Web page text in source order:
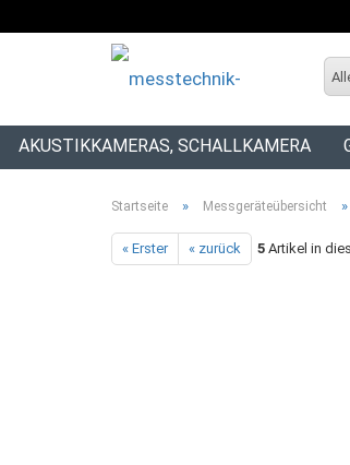
AKUSTIKKAMERAS, SCHALLKAMERA
Startseite » Messgeräteübersicht »
« Erster « zurück 5 Artikel in